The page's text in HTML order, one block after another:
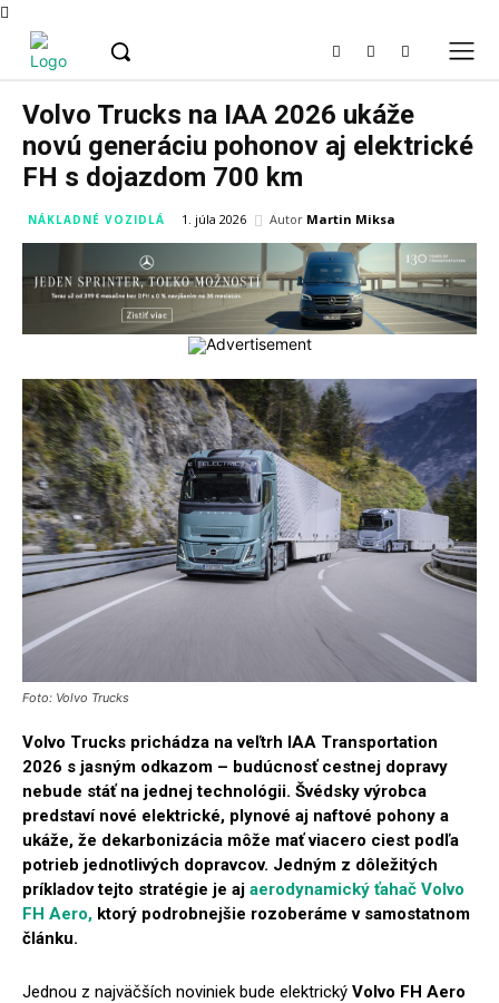
Volvo Trucks na IAA 2026 ukáže
novú generáciu pohonov aj elektrické
FH s dojazdom 700 km
NÁKLADNÉ VOZIDLÁ 1. júla 2026 Autor Martin Miksa
Foto: Volvo Trucks
Volvo Trucks prichádza na veľtrh IAA Transportation
2026 s jasným odkazom – budúcnosť cestnej dopravy
nebude stáť na jednej technológii. Švédsky výrobca
predstaví nové elektrické, plynové aj naftové pohony a
ukáže, že dekarbonizácia môže mať viacero ciest podľa
potrieb jednotlivých dopravcov. Jedným z dôležitých
príkladov tejto stratégie je aj aerodynamický ťahač Volvo
FH Aero, ktorý podrobnejšie rozoberáme v samostatnom
článku.
Jednou z najväčších noviniek bude elektrický Volvo FH Aero